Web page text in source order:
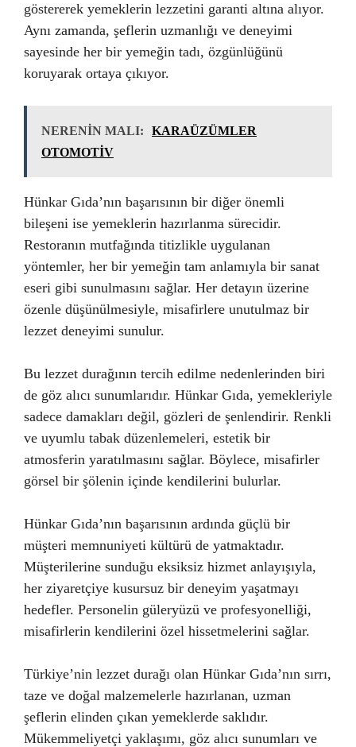
göstererek yemeklerin lezzetini garanti altına alıyor.
Aynı zamanda, şeflerin uzmanlığı ve deneyimi
sayesinde her bir yemeğin tadı, özgünlüğünü
koruyarak ortaya çıkıyor.
NERENİN MALI:
KARAÜZÜMLER
OTOMOTİV
Hünkar Gıda’nın başarısının bir diğer önemli
bileşeni ise yemeklerin hazırlanma sürecidir.
Restoranın mutfağında titizlikle uygulanan
yöntemler, her bir yemeğin tam anlamıyla bir sanat
eseri gibi sunulmasını sağlar. Her detayın üzerine
özenle düşünülmesiyle, misafirlere unutulmaz bir
lezzet deneyimi sunulur.
Bu lezzet durağının tercih edilme nedenlerinden biri
de göz alıcı sunumlarıdır. Hünkar Gıda, yemekleriyle
sadece damakları değil, gözleri de şenlendirir. Renkli
ve uyumlu tabak düzenlemeleri, estetik bir
atmosferin yaratılmasını sağlar. Böylece, misafirler
görsel bir şölenin içinde kendilerini bulurlar.
Hünkar Gıda’nın başarısının ardında güçlü bir
müşteri memnuniyeti kültürü de yatmaktadır.
Müşterilerine sunduğu eksiksiz hizmet anlayışıyla,
her ziyaretçiye kusursuz bir deneyim yaşatmayı
hedefler. Personelin güleryüzü ve profesyonelliği,
misafirlerin kendilerini özel hissetmelerini sağlar.
Türkiye’nin lezzet durağı olan Hünkar Gıda’nın sırrı,
taze ve doğal malzemelerle hazırlanan, uzman
şeflerin elinden çıkan yemeklerde saklıdır.
Mükemmeliyetçi yaklaşımı, göz alıcı sunumları ve